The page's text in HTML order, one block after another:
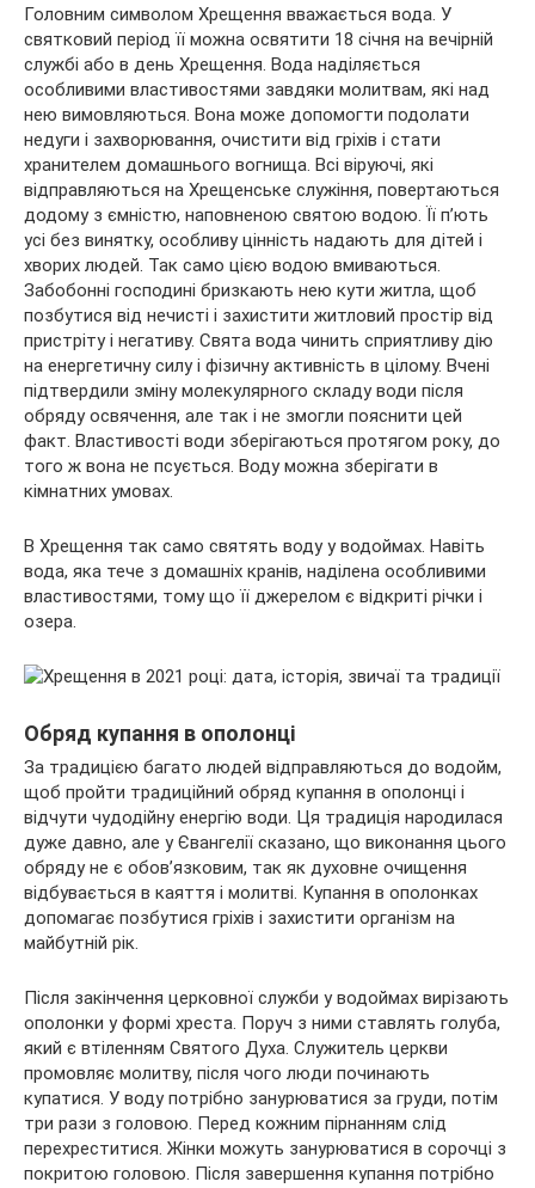
Головним символом Хрещення вважається вода. У
святковий період її можна освятити 18 січня на вечірній
службі або в день Хрещення. Вода наділяється
особливими властивостями завдяки молитвам, які над
нею вимовляються. Вона може допомогти подолати
недуги і захворювання, очистити від гріхів і стати
хранителем домашнього вогнища. Всі віруючі, які
відправляються на Хрещенське служіння, повертаються
додому з ємністю, наповненою святою водою. Її п’ють
усі без винятку, особливу цінність надають для дітей і
хворих людей. Так само цією водою вмиваються.
Забобонні господині бризкають нею кути житла, щоб
позбутися від нечисті і захистити житловий простір від
пристріту і негативу. Свята вода чинить сприятливу дію
на енергетичну силу і фізичну активність в цілому. Вчені
підтвердили зміну молекулярного складу води після
обряду освячення, але так і не змогли пояснити цей
факт. Властивості води зберігаються протягом року, до
того ж вона не псується. Воду можна зберігати в
кімнатних умовах.
В Хрещення так само святять воду у водоймах. Навіть
вода, яка тече з домашніх кранів, наділена особливими
властивостями, тому що її джерелом є відкриті річки і
озера.
Обряд купання в ополонці
За традицією багато людей відправляються до водойм,
щоб пройти традиційний обряд купання в ополонці і
відчути чудодійну енергію води. Ця традиція народилася
дуже давно, але у Євангелії сказано, що виконання цього
обряду не є обов’язковим, так як духовне очищення
відбувається в каяття і молитві. Купання в ополонках
допомагає позбутися гріхів і захистити організм на
майбутній рік.
Після закінчення церковної служби у водоймах вирізають
ополонки у формі хреста. Поруч з ними ставлять голуба,
який є втіленням Святого Духа. Служитель церкви
промовляє молитву, після чого люди починають
купатися. У воду потрібно занурюватися за груди, потім
три рази з головою. Перед кожним пірнанням слід
перехреститися. Жінки можуть занурюватися в сорочці з
покритою головою. Після завершення купання потрібно